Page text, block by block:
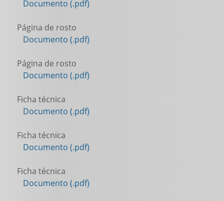
Documento (.pdf)
Página de rosto
Documento (.pdf)
Página de rosto
Documento (.pdf)
Ficha técnica
Documento (.pdf)
Ficha técnica
Documento (.pdf)
Ficha técnica
Documento (.pdf)